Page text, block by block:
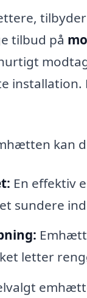
tilbud på
kan
En effektiv
sundere
letter